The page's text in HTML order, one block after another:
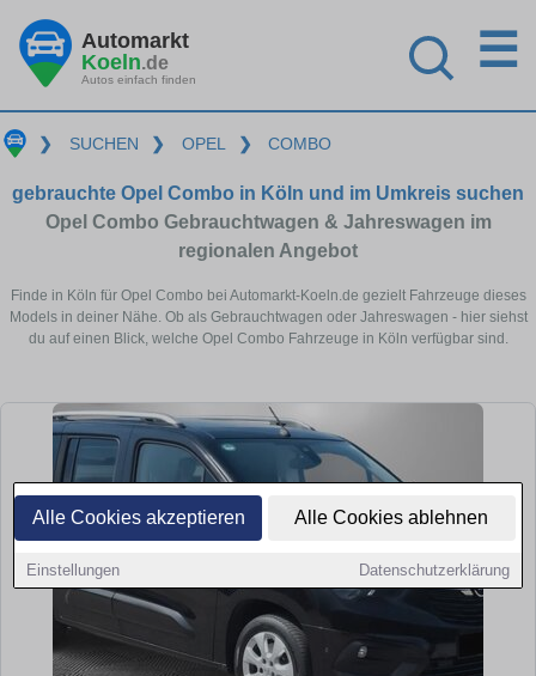
Alle Cookies akzeptieren Alle Cookies ablehnen
Einstellungen Datenschutzerklärung
Automarkt
Koeln.de
Autos einfach finden
☰
❯ SUCHEN ❯ OPEL ❯ COMBO
gebrauchte Opel Combo in Köln und im Umkreis suchen
Opel Combo Gebrauchtwagen & Jahreswagen im
regionalen Angebot
Finde in Köln für Opel Combo bei Automarkt-Koeln.de gezielt Fahrzeuge dieses
Models in deiner Nähe. Ob als Gebrauchtwagen oder Jahreswagen - hier siehst
du auf einen Blick, welche Opel Combo Fahrzeuge in Köln verfügbar sind.